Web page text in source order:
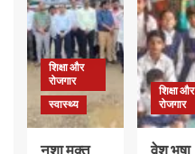
का
पौधरोपण
के
साथ
स्वागत
शिक्षा और
रोजगार
स्वास्थ्य
शिक्षा और
रोजगार